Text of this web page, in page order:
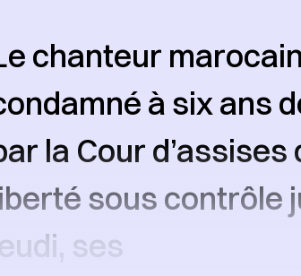
chanteur
à six ans
la Cour
sous contrôle
ses